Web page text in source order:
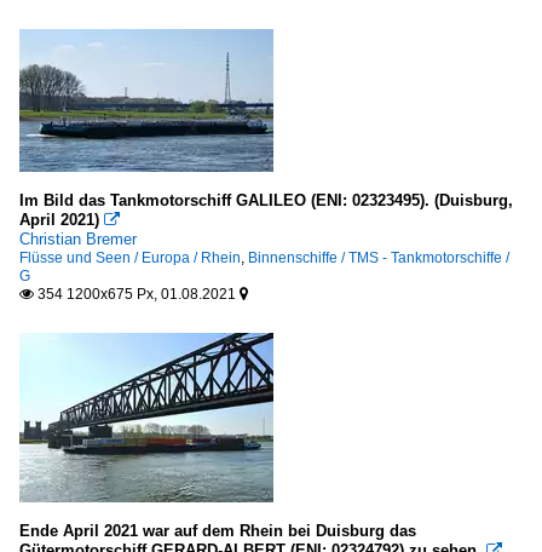
Im Bild das Tankmotorschiff GALILEO (ENI: 02323495). (Duisburg,
April 2021) 
Christian Bremer
Flüsse und Seen / Europa / Rhein, Binnenschiffe / TMS - Tankmotorschiffe /
G
 354 1200x675 Px, 01.08.2021 
Ende April 2021 war auf dem Rhein bei Duisburg das